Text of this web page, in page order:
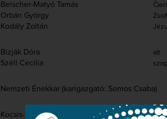
Beischer-Matyó Tamás
Orbán György
Kodály Zoltán
Bizják Dóra alt
Széll Cecília
Nemzeti Énekkar (karigazgató: Somos Csaba)
Kocsis-Holper Zoltán